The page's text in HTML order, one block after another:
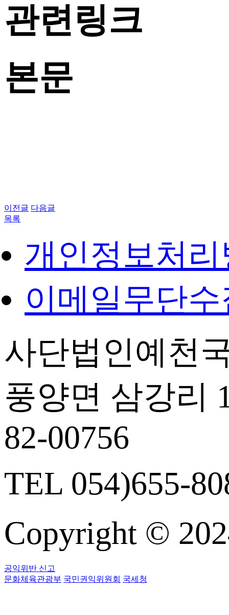
관련링크
본문
이전글 다음글
목록
개인정보처
이메일무단
사단법인예천
풍양면 삼강리
82-00756
TEL 054)655-
Copyright ©
공익위반 신고
문화체육관광부 국민권익위원회 국세청